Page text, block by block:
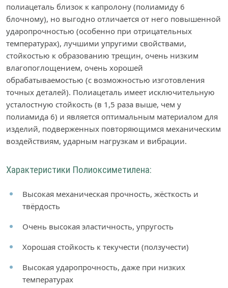
полиацеталь близок к капролону (полиамиду 6
блочному), но выгодно отличается от него повышенной
ударопрочностью (особенно при отрицательных
температурах), лучшими упругими свойствами,
стойкостью к образованию трещин, очень низким
влагопоглощением, очень хорошей
обрабатываемостью (с возможностью изготовления
точных деталей). Полиацеталь имеет исключительную
усталостную стойкость (в 1,5 раза выше, чем у
полиамида 6) и является оптимальным материалом для
изделий, подверженных повторяющимся механическим
воздействиям, ударным нагрузкам и вибрации.
Характеристики Полиоксиметилена:
Высокая механическая прочность, жёсткость и
твёрдость
Очень высокая эластичность, упругость
Хорошая стойкость к текучести (ползучести)
Высокая ударопрочность, даже при низких
температурах